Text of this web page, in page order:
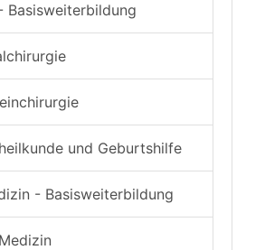
Basisweiterbildung
und Geburtshilfe
- Basisweiterbildung